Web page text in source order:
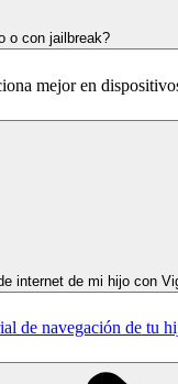
o con jailbreak?
mejor en
internet de mi hijo con
de navegación de tu